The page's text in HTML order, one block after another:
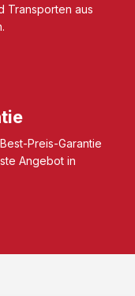
Transporten aus
Preis-Garantie
Angebot in